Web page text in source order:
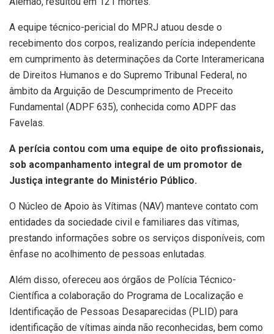
A equipe técnico-pericial do MPRJ atuou desde o
recebimento dos corpos, realizando perícia independente
em cumprimento às determinações da Corte Interamericana
de Direitos Humanos e do Supremo Tribunal Federal, no
âmbito da Arguição de Descumprimento de Preceito
Fundamental (ADPF 635), conhecida como ADPF das
Favelas.
A perícia contou com uma equipe de oito profissionais,
sob acompanhamento integral de um promotor de
Justiça integrante do Ministério Público.
O Núcleo de Apoio às Vítimas (NAV) manteve contato com
entidades da sociedade civil e familiares das vítimas,
prestando informações sobre os serviços disponíveis, com
ênfase no acolhimento de pessoas enlutadas.
Além disso, ofereceu aos órgãos de Polícia Técnico-
Científica a colaboração do Programa de Localização e
Identificação de Pessoas Desaparecidas (PLID) para
identificação de vítimas ainda não reconhecidas, bem como